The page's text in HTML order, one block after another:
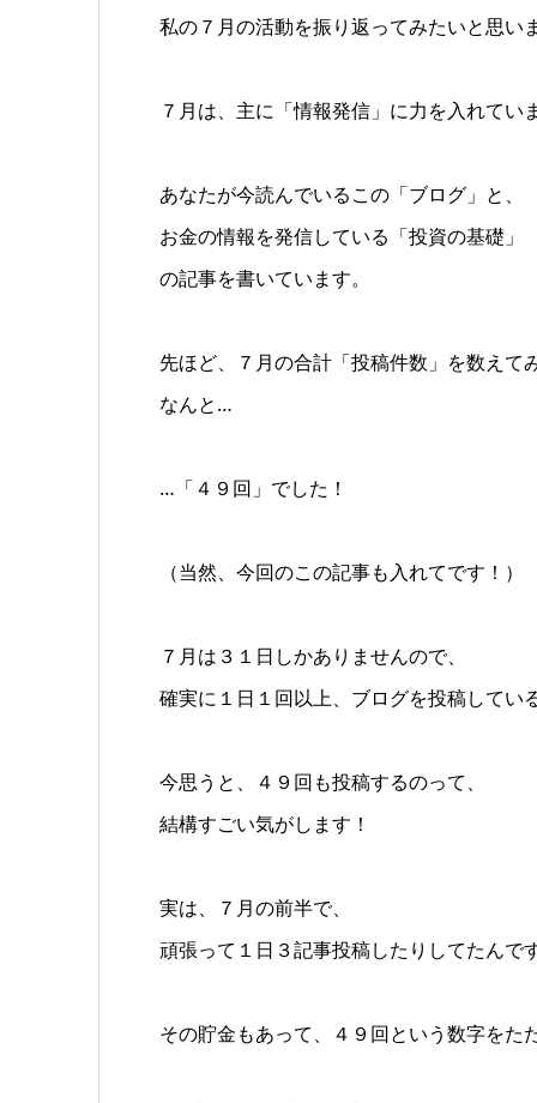
私の７月の活動を振り返ってみたいと思いま
７月は、主に「情報発信」に力を入れてい
あなたが今読んでいるこの「ブログ」と、
お金の情報を発信している「投資の基礎」
の記事を書いています。
先ほど、７月の合計「投稿件数」を数えて
なんと…
…「４９回」でした！
（当然、今回のこの記事も入れてです！）
７月は３１日しかありませんので、
確実に１日１回以上、ブログを投稿してい
今思うと、４９回も投稿するのって、
結構すごい気がします！
実は、７月の前半で、
頑張って１日３記事投稿したりしてたんです
その貯金もあって、４９回という数字をた